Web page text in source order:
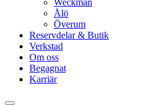
Weckman
Ålö
Överum
Reservdelar & Butik
Verkstad
Om oss
Begagnat
Karriär